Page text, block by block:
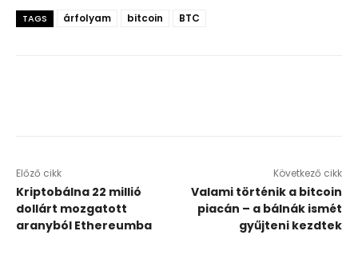
TAGS árfolyam bitcoin BTC
Előző cikk
Kriptobálna 22 millió
dollárt mozgatott
aranyból Ethereumba
Következő cikk
Valami történik a bitcoin
piacán – a bálnák ismét
gyűjteni kezdtek